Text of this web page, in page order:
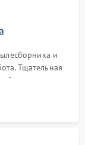
и
Тщательная
и плат от
с